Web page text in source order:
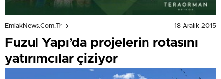
EmlakNews.com.tr 18 Aralık 2015
Fuzul Yapı’da projelerin rotasını
yatırımcılar çiziyor